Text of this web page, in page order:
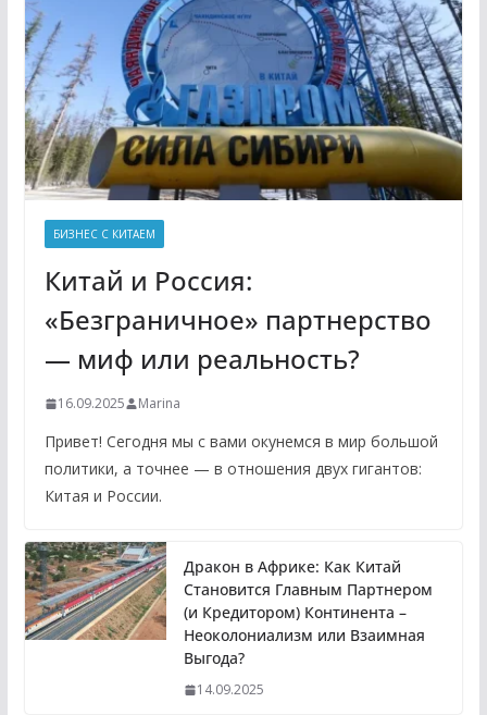
БИЗНЕС С КИТАЕМ
Китай и Россия:
«Безграничное» партнерство
— миф или реальность?
16.09.2025 Marina
Привет! Сегодня мы с вами окунемся в мир большой
политики, а точнее — в отношения двух гигантов:
Китая и России.
Дракон в Африке: Как Китай
Становится Главным Партнером
(и Кредитором) Континента –
Неоколониализм или Взаимная
Выгода?
14.09.2025